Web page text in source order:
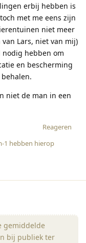
erbij hebben is
met me eens zijn
niet meer
Lars, niet van mij)
nodig hebben om
en bescherming
niet de man in een
Reageren
1 hebben hierop
gemiddelde
bij publiek ter